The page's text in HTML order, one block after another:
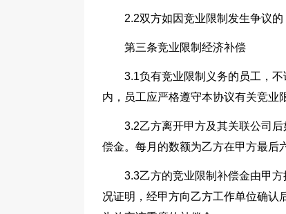
2.2双方如因竞业限制发生争议
第三条竞业限制经济补偿
3.1负有竞业限制义务的员工，
内，员工应严格遵守本协议有关竞业
3.2乙方离开甲方及其关联公司
偿金。每月的数额为乙方在甲方最后
3.3乙方的竞业限制补偿金由甲
况证明，经甲方向乙方工作单位确认